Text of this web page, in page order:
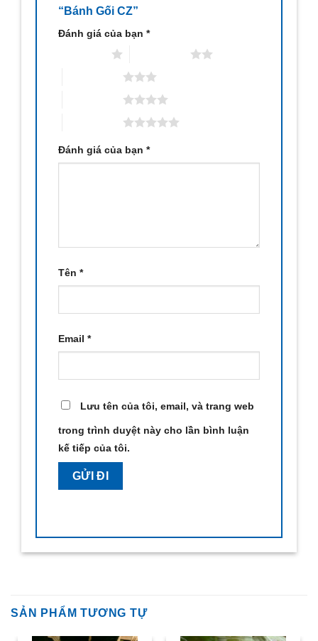
“Bánh Gối CZ”
Đánh giá của bạn *
Đánh giá của bạn *
Tên *
Email *
Lưu tên của tôi, email, và trang web
trong trình duyệt này cho lần bình luận
kế tiếp của tôi.
SẢN PHẨM TƯƠNG TỰ